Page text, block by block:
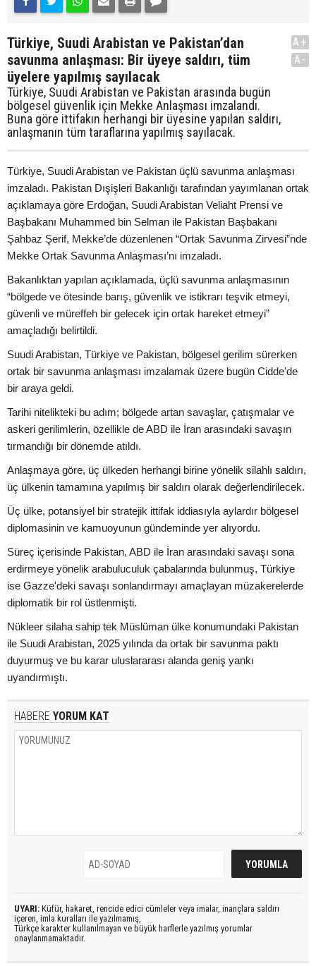
Türkiye, Suudi Arabistan ve Pakistan’dan
savunma anlaşması: Bir üyeye saldırı, tüm
üyelere yapılmış sayılacak
Türkiye, Suudi Arabistan ve Pakistan arasında bugün
bölgesel güvenlik için Mekke Anlaşması imzalandı.
Buna göre ittifakın herhangi bir üyesine yapılan saldırı,
anlaşmanın tüm taraflarına yapılmış sayılacak.
A+
A-
Türkiye, Suudi Arabistan ve Pakistan üçlü savunma anlaşması
imzaladı. Pakistan Dışişleri Bakanlığı tarafından yayımlanan ortak
açıklamaya göre Erdoğan, Suudi Arabistan Veliaht Prensi ve
Başbakanı Muhammed bin Selman ile Pakistan Başbakanı
Şahbaz Şerif, Mekke’de düzenlenen “Ortak Savunma Zirvesi”nde
Mekke Ortak Savunma Anlaşması’nı imzaladı.
Bakanlıktan yapılan açıklamada, üçlü savunma anlaşmasının
“bölgede ve ötesinde barış, güvenlik ve istikrarı teşvik etmeyi,
güvenli ve müreffeh bir gelecek için ortak hareket etmeyi”
amaçladığı belirtildi.
Suudi Arabistan, Türkiye ve Pakistan, bölgesel gerilim sürerken
ortak bir savunma anlaşması imzalamak üzere bugün Cidde'de
bir araya geldi.
Tarihi nitelikteki bu adım; bölgede artan savaşlar, çatışmalar ve
askeri gerilimlerin, özellikle de ABD ile İran arasındaki savaşın
tırmandığı bir dönemde atıldı.
Anlaşmaya göre, üç ülkeden herhangi birine yönelik silahlı saldırı,
üç ülkenin tamamına yapılmış bir saldırı olarak değerlendirilecek.
Üç ülke, potansiyel bir stratejik ittifak iddiasıyla aylardır bölgesel
diplomasinin ve kamuoyunun gündeminde yer alıyordu.
Süreç içerisinde Pakistan, ABD ile İran arasındaki savaşı sona
erdirmeye yönelik arabuluculuk çabalarında bulunmuş, Türkiye
ise Gazze'deki savaşı sonlandırmayı amaçlayan müzakerelerde
diplomatik bir rol üstlenmişti.
Nükleer silaha sahip tek Müslüman ülke konumundaki Pakistan
ile Suudi Arabistan, 2025 yılında da ortak bir savunma paktı
duyurmuş ve bu karar uluslararası alanda geniş yankı
uyandırmıştı.
HABERE YORUM KAT
UYARI: Küfür, hakaret, rencide edici cümleler veya imalar, inançlara saldırı
içeren, imla kuralları ile yazılmamış,
Türkçe karakter kullanılmayan ve büyük harflerle yazılmış yorumlar
onaylanmamaktadır.